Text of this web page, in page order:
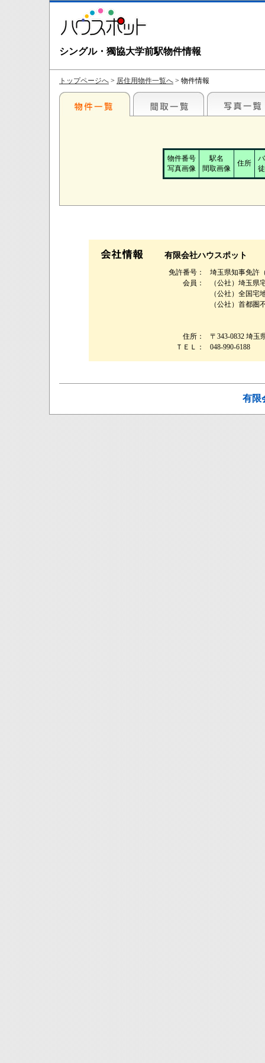
シングル・獨協大学前駅物件情報
トップページへ > 居住用物件一覧へ > 物件情報
物件番号
写真画像
駅名
間取画像
住所
有限会社ハウスポット
免許番号：
埼玉県知事免許
会員：
（公社）埼玉県
（公社）全国宅
（公社）首都圏
住所：
〒343-0832 埼玉
ＴＥＬ：
048-990-6188
有限